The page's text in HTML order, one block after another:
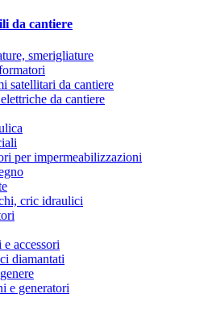
da cantiere
smerigliature
satellitari da cantiere
da cantiere
per impermeabilizzazioni
cric idraulici
accessori
diamantati
e generatori